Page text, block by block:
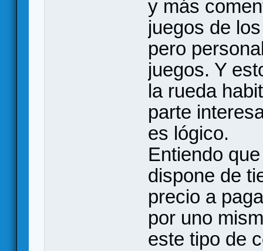
y más
juegos de
pero
juegos. Y
la rueda
parte
es lógico.
Entiendo
dispone de
precio a
por uno
este tipo de